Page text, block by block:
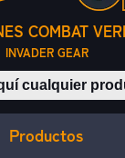
COMBAT
INVADER GEAR
Buscar
Productos